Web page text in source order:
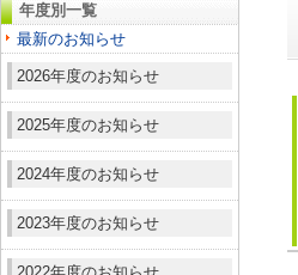
年度別一覧
最新のお知らせ
2026年度のお知らせ
2025年度のお知らせ
2024年度のお知らせ
2023年度のお知らせ